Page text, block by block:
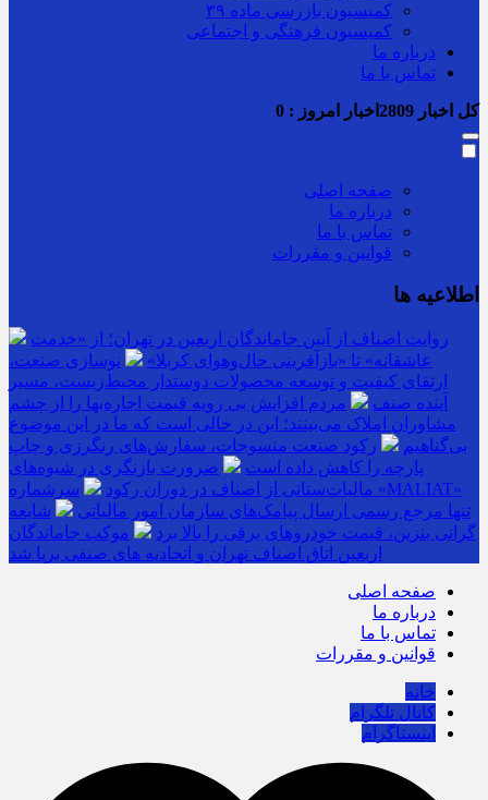
کمیسیون بازرسی ماده ۳۹
کمیسیون فرهنگی و اجتماعی
درباره ما
تماس با ما
کل اخبار اخبار امروز : 0
صفحه اصلی
درباره ما
تماس با ما
قوانین و مقررات
اطلاعیه ها
روایت اصناف از آیین جاماندگان اربعین در تهران؛ از «خدمت
عاشقانه» تا «بازآفرینی حال‌وهوای کربلا»
نوسازی صنعت،
ارتقای کیفیت و توسعه محصولات دوستدار محیط‌زیست، مسیر
آینده صنف
مردم افزایش بی رویه قیمت اجاره‌بها را از چشم
مشاوران املاک می‌بینند؛ این در حالی است که ما در این موضوع
بی‌گناهیم
رکود صنعت منسوجات، سفارش‌های رنگرزی و چاپ
پارچه را کاهش داده است
ضرورت بازنگری در شیوه‌های
مالیات‌ستانی از اصناف در دوران رکود
سرشماره «MALIAT»
تنها مرجع رسمی ارسال پیامک‌های سازمان امور مالیاتی
شایعه
گرانی بنزین، قیمت خودروهای برقی را بالا برد
موکب جاماندگان
اربعین اتاق اصناف تهران و اتحادیه های صنفی برپا شد
صفحه اصلی
درباره ما
تماس با ما
قوانین و مقررات
خانه
کانال تلگرام
اینستاگرام